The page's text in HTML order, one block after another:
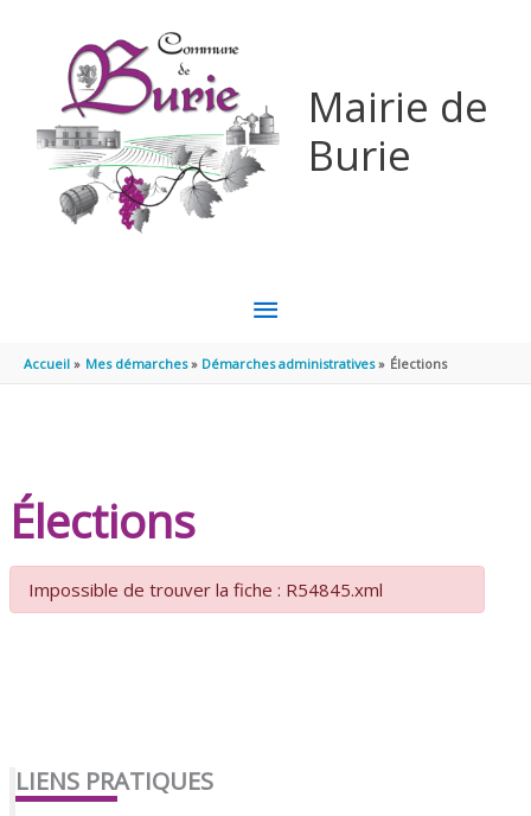
Mairie de
Burie
MENU
PRINCIPAL
Accueil Mes démarches Démarches administratives Élections
Élections
Impossible de trouver la fiche : R54845.xml
LIENS PRATIQUES